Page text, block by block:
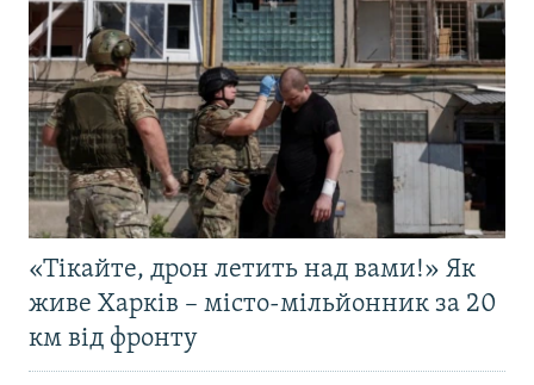
«Тікайте, дрон летить над вами!» Як
живе Харків – місто-мільйонник за 20
км від фронту